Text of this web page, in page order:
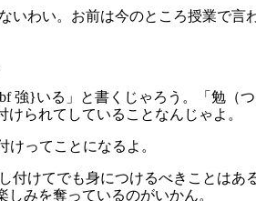
いわい。お前は今のところ授業で
強}いる」と書くじゃろう。「勉（
られてしていることなんじゃよ。
けってことになるよ。
付けてでも身につけるべきことは
みを奪っているのがいかん。